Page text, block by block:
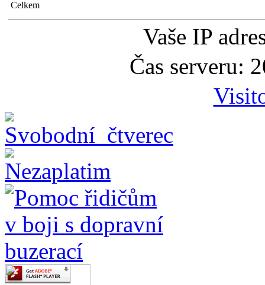
Celkem
Vaše IP
Čas serveru: